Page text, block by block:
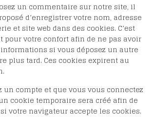
un commentaire sur notre site, il
d’enregistrer votre nom, adresse
et site web dans des cookies. C’est
pour votre confort afin de ne pas avoir
si vous déposez un autre
plus tard. Ces cookies expirent au
un compte et que vous vous connectez
cookie temporaire sera créé afin de
votre navigateur accepte les cookies.